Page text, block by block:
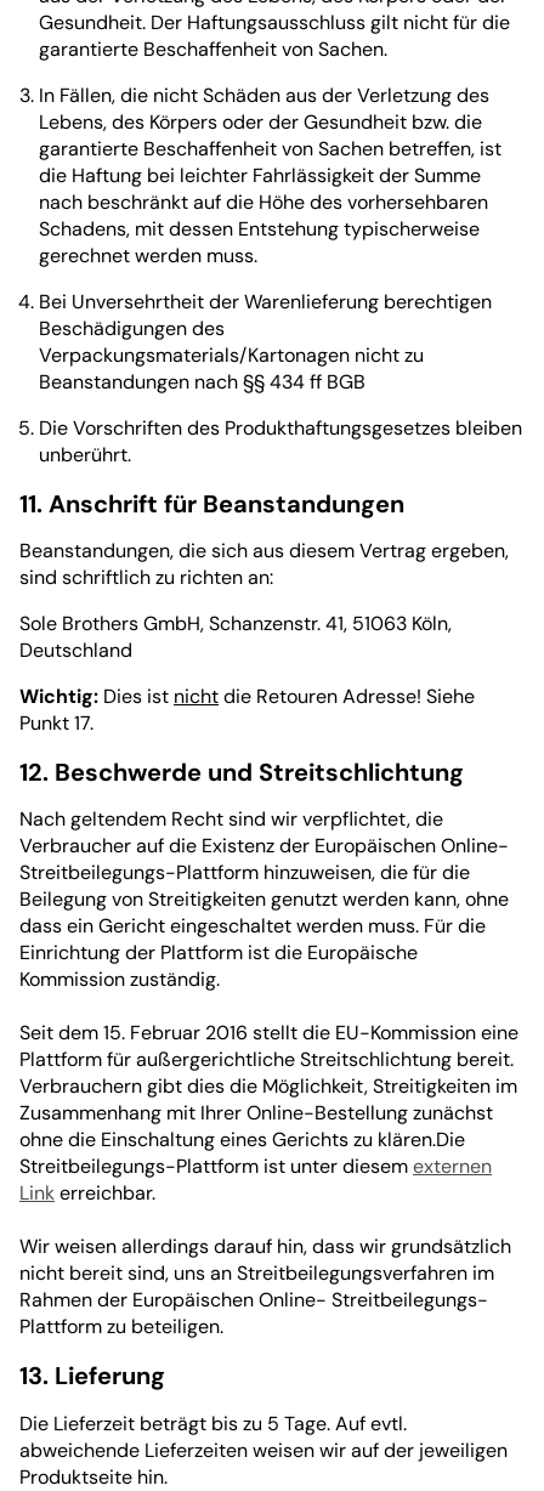
Gesundheit. Der Haftungsausschluss gilt nicht für die
garantierte Beschaffenheit von Sachen.
In Fällen, die nicht Schäden aus der Verletzung des
Lebens, des Körpers oder der Gesundheit bzw. die
garantierte Beschaffenheit von Sachen betreffen, ist
die Haftung bei leichter Fahrlässigkeit der Summe
nach beschränkt auf die Höhe des vorhersehbaren
Schadens, mit dessen Entstehung typischerweise
gerechnet werden muss.
Bei Unversehrtheit der Warenlieferung berechtigen
Beschädigungen des
Verpackungsmaterials/Kartonagen nicht zu
Beanstandungen nach §§ 434 ff BGB
Die Vorschriften des Produkthaftungsgesetzes bleiben
unberührt.
11. Anschrift für Beanstandungen
Beanstandungen, die sich aus diesem Vertrag ergeben,
sind schriftlich zu richten an:
Sole Brothers GmbH, Schanzenstr. 41, 51063 Köln,
Deutschland
Wichtig: Dies ist nichtdie Retouren Adresse! Siehe
Punkt 17.
12. Beschwerde und Streitschlichtung
Nach geltendem Recht sind wir verpflichtet, die
Verbraucher auf die Existenz der Europäischen Online-
Streitbeilegungs-Plattform hinzuweisen, die für die
Beilegung von Streitigkeiten genutzt werden kann, ohne
dass ein Gericht eingeschaltet werden muss. Für die
Einrichtung der Plattform ist die Europäische
Kommission zuständig.
Seit dem 15. Februar 2016 stellt die EU-Kommission eine
Plattform für außergerichtliche Streitschlichtung bereit.
Verbrauchern gibt dies die Möglichkeit, Streitigkeiten im
Zusammenhang mit Ihrer Online-Bestellung zunächst
ohne die Einschaltung eines Gerichts zu klären.Die
Streitbeilegungs-Plattform ist unter diesemexternen
Linkerreichbar.
Wir weisen allerdings darauf hin, dass wir grundsätzlich
nicht bereit sind, uns an Streitbeilegungsverfahren im
Rahmen der Europäischen Online- Streitbeilegungs-
Plattform zu beteiligen.
13. Lieferung
Die Lieferzeit beträgt bis zu 5 Tage. Auf evtl.
abweichende Lieferzeiten weisen wir auf der jeweiligen
Produktseite hin.